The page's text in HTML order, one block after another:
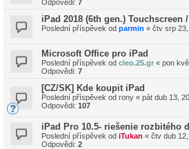
Odpovědi: 7
iPad 2018 (6th gen.) Touchscreen
Poslední příspěvek od parmin « čtv srp
Microsoft Office pro iPad
Poslední příspěvek od cleo.25.gr « pon
Odpovědi: 7
[CZ/SK] Kde koupit iPad
Poslední příspěvek od rony « pát dub 13,
Odpovědi: 107
iPad Pro 10.5- riešenie rozbitého
Poslední příspěvek od iTukan « čtv dub
Odpovědi: 2